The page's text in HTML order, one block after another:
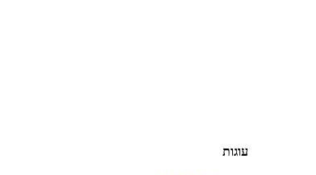
עוגות